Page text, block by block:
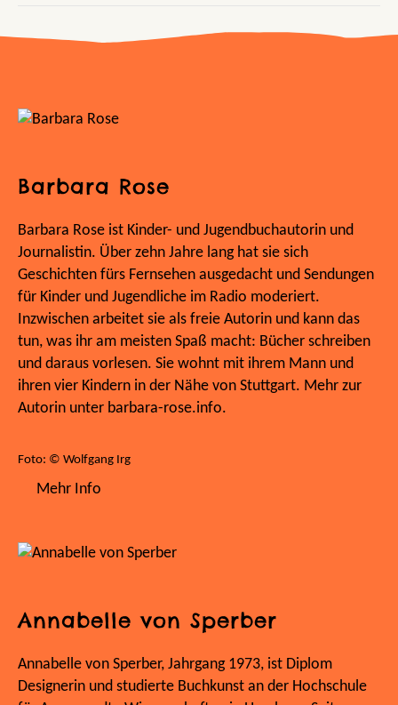
Barbara Rose
Barbara Rose ist Kinder- und Jugendbuchautorin und
Journalistin. Über zehn Jahre lang hat sie sich
Geschichten fürs Fernsehen ausgedacht und Sendungen
für Kinder und Jugendliche im Radio moderiert.
Inzwischen arbeitet sie als freie Autorin und kann das
tun, was ihr am meisten Spaß macht: Bücher schreiben
und daraus vorlesen. Sie wohnt mit ihrem Mann und
ihren vier Kindern in der Nähe von Stuttgart. Mehr zur
Autorin unter barbara-rose.info.
Foto: © Wolfgang Irg
Mehr Info
Annabelle von Sperber
Annabelle von Sperber, Jahrgang 1973, ist Diplom
Designerin und studierte Buchkunst an der Hochschule